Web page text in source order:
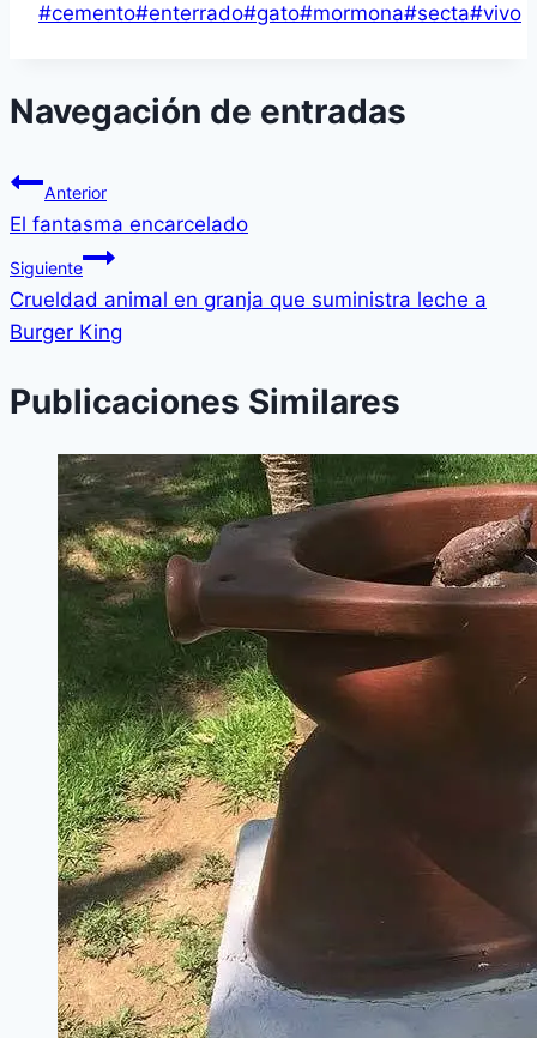
#cemento#enterrado#gato#mormona#secta#vivo
Navegación de entradas
Anterior
El fantasma encarcelado
Siguiente
Crueldad animal en granja que suministra leche a
Burger King
Publicaciones Similares